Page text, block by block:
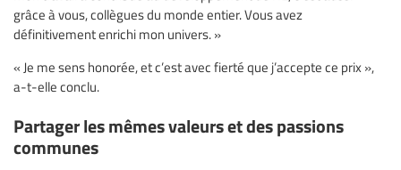
grâce à vous, collègues du monde entier. Vous avez
définitivement enrichi mon univers. »
« Je me sens honorée, et c’est avec fierté que j’accepte ce prix »,
a-t-elle conclu.
Partager les mêmes valeurs et des passions
communes